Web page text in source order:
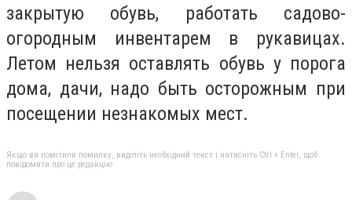
закрытую обувь, работать садово-
огородным инвентарем в рукавицах.
Летом нельзя оставлять обувь у порога
дома, дачи, надо быть осторожным при
посещении незнакомых мест.
Якщо ви помітили помилку, виділіть необхідний текст і натисніть Ctrl + Enter, щоб
повідомити про це редакцію